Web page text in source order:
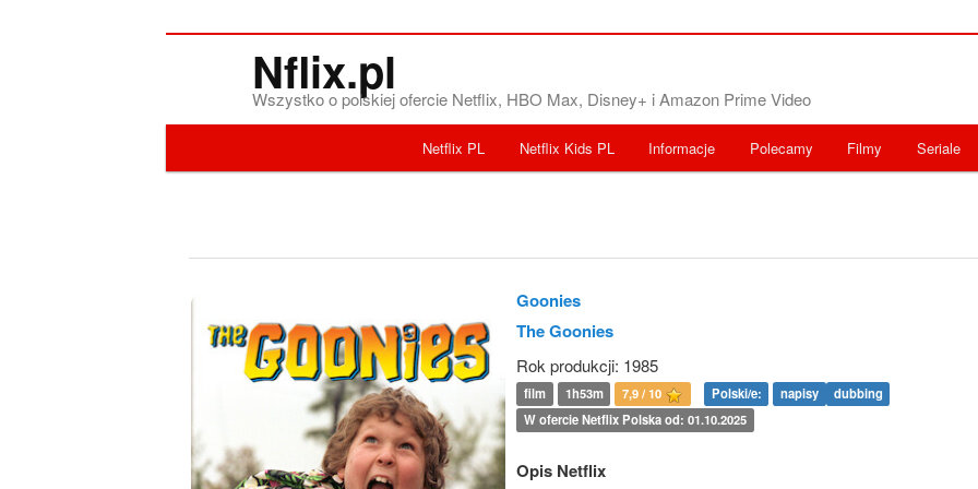
Nflix.pl
Wszystko o polskiej ofercie Netflix, HBO Max, Disney+ i Amazon Prime Video
Seriale
Filmy
Polecamy
Informacje
Netflix Kids PL
Netflix PL
Goonies
The Goonies
Rok produkcji: 1985
film 1h53m 7,9 / 10 Polski/e: napisy
dubbing
W ofercie Netflix Polska od: 01.10.2025
Opis Netflix